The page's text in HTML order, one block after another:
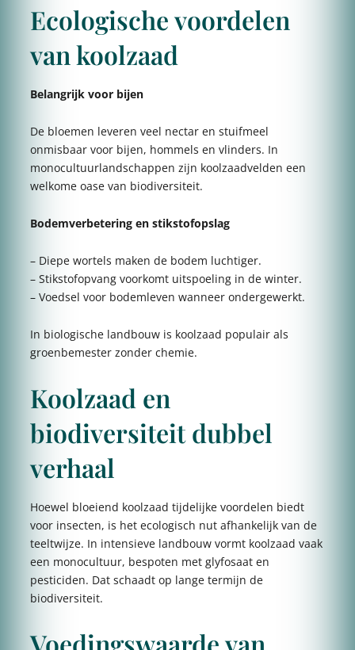
Ecologische voordelen
van koolzaad
Belangrijk voor bijen
De bloemen leveren veel nectar en stuifmeel
onmisbaar voor bijen, hommels en vlinders. In
monocultuurlandschappen zijn koolzaadvelden een
welkome oase van biodiversiteit.
Bodemverbetering en stikstofopslag
– Diepe wortels maken de bodem luchtiger.
– Stikstofopvang voorkomt uitspoeling in de winter.
– Voedsel voor bodemleven wanneer ondergewerkt.
In biologische landbouw is koolzaad populair als
groenbemester zonder chemie.
Koolzaad en
biodiversiteit dubbel
verhaal
Hoewel bloeiend koolzaad tijdelijke voordelen biedt
voor insecten, is het ecologisch nut afhankelijk van de
teeltwijze. In intensieve landbouw vormt koolzaad vaak
een monocultuur, bespoten met glyfosaat en
pesticiden. Dat schaadt op lange termijn de
biodiversiteit.